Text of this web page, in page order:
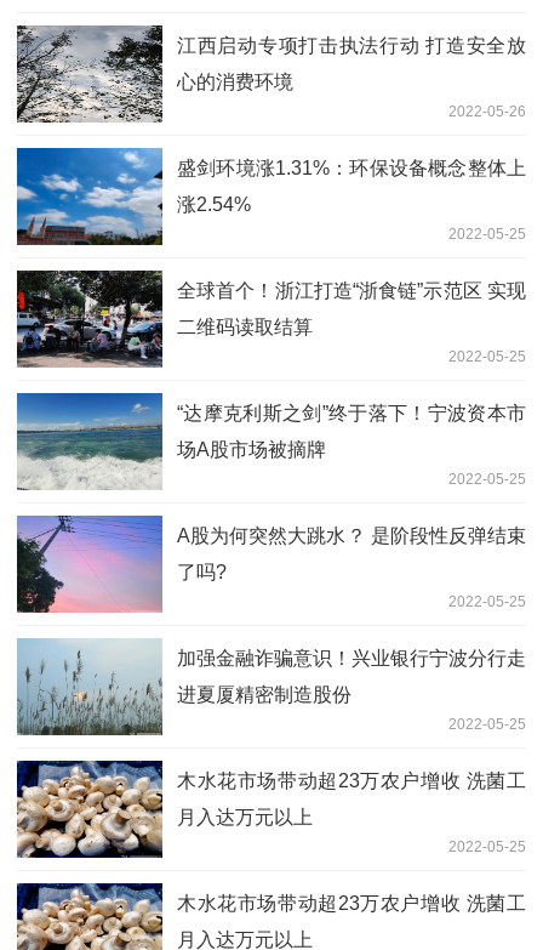
江西启动专项打击执法行动 打造安全放
心的消费环境
2022-05-26
盛剑环境涨1.31%：环保设备概念整体上
涨2.54%
2022-05-25
全球首个！浙江打造“浙食链”示范区 实现
二维码读取结算
2022-05-25
“达摩克利斯之剑”终于落下！宁波资本市
场A股市场被摘牌
2022-05-25
A股为何突然大跳水？ 是阶段性反弹结束
了吗?
2022-05-25
加强金融诈骗意识！兴业银行宁波分行走
进夏厦精密制造股份
2022-05-25
木水花市场带动超23万农户增收 洗菌工
月入达万元以上
2022-05-25
木水花市场带动超23万农户增收 洗菌工
月入达万元以上